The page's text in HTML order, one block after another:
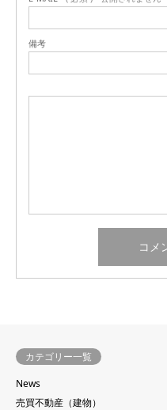
備考
カテゴリー一覧
News
売買不動産（建物）